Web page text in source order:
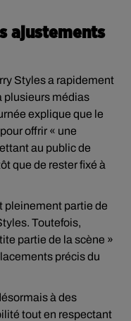
ajustements
Styles a rapidement
plusieurs médias
explique que le
offrir « une
au public de
que de rester fixé à
pleinement partie de
Toutefois,
partie de la scène »
précis du
à des
tout en respectant